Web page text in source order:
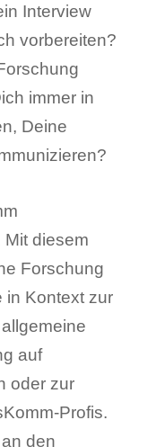
Interview
vorbereiten?
immer in
Deine
diesem
Forschung
in Kontext zur
auf
oder zur
Profis.
den